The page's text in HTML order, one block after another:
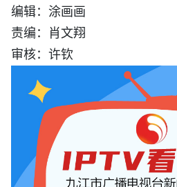
编辑：涂画画
责编：肖文翔
审核：许钦